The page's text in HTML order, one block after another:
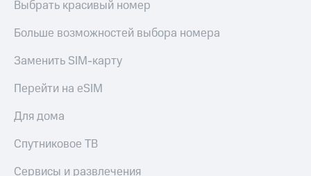
Выбрать красивый номер
Больше возможностей выбора номера
Заменить SIM-карту
Перейти на eSIM
Для дома
Спутниковое ТВ
Сервисы и развлечения